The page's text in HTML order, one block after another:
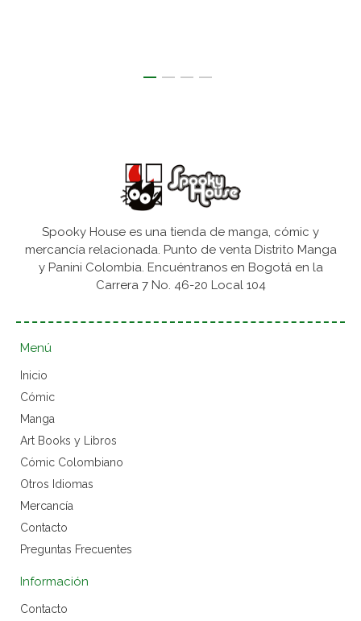
Spooky House es una tienda de manga, cómic y
mercancía relacionada. Punto de venta Distrito Manga
y Panini Colombia. Encuéntranos en Bogotá en la
Carrera 7 No. 46-20 Local 104
Menú
Inicio
Cómic
Manga
Art Books y Libros
Cómic Colombiano
Otros Idiomas
Mercancía
Contacto
Preguntas Frecuentes
Información
Contacto